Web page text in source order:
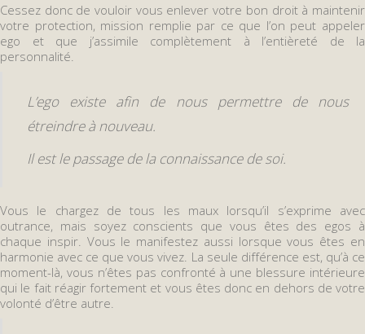
Cessez donc de vouloir vous enlever votre bon droit à maintenir
votre protection, mission remplie par ce que l’on peut appeler
ego et que j’assimile complètement à l’entièreté de la
personnalité.
L’ego existe afin de nous permettre de nous
étreindre à nouveau.
Il est le passage de la connaissance de soi.
Vous le chargez de tous les maux lorsqu’il s’exprime avec
outrance, mais soyez conscients que vous êtes des egos à
chaque inspir. Vous le manifestez aussi lorsque vous êtes en
harmonie avec ce que vous vivez. La seule différence est, qu’à ce
moment-là, vous n’êtes pas confronté à une blessure intérieure
qui le fait réagir fortement et vous êtes donc en dehors de votre
volonté d’être autre.